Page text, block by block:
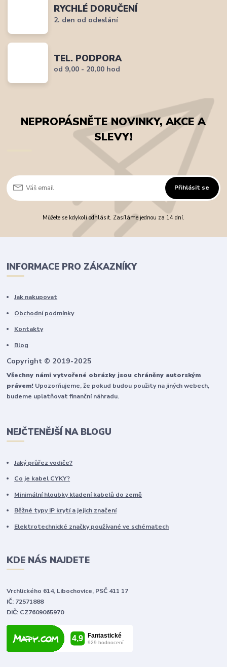
RYCHLÉ DORUČENÍ
2. den od odeslání
TEL. PODPORA
od 9,00 - 20,00 hod
NEPROPÁSNĚTE NOVINKY, AKCE A
SLEVY!
Přihlásit se
Můžete se kdykoli odhlásit. Zasíláme jednou za 14 dní.
INFORMACE PRO ZÁKAZNÍKY
Jak nakupovat
Obchodní podmínky
Kontakty
Blog
Copyright © 2019-2025
Všechny námi vytvořené obrázky jsou chráněny autorským
právem! Upozorňujeme, že pokud budou použity na jiných webech,
budeme uplatňovat finanční náhradu.
NEJČTENĚJŠÍ NA BLOGU
Jaký průřez vodiče?
Co je kabel CYKY?
Minimální hloubky kladení kabelů do země
Běžné typy IP krytí a jejich značení
Elektrotechnické značky používané ve schématech
KDE NÁS NAJDETE
Vrchlického 614, Libochovice, PSČ 411 17
IČ: 72571888
DIČ: CZ7609065970